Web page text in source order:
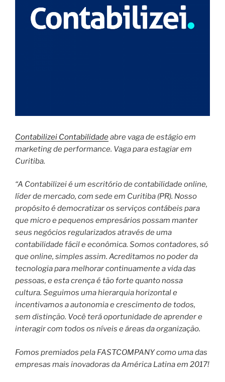
Contabilizei Contabilidadeabre vaga de estágio em
marketing de performance. Vaga para estagiar em
Curitiba.
“A Contabilizei é um escritório de contabilidade online,
líder de mercado, com sede em Curitiba (PR). Nosso
propósito é democratizar os serviços contábeis para
que micro e pequenos empresários possam manter
seus negócios regularizados através de uma
contabilidade fácil e econômica. Somos contadores, só
que online, simples assim. Acreditamos no poder da
tecnologia para melhorar continuamente a vida das
pessoas, e esta crença é tão forte quanto nossa
cultura. Seguimos uma hierarquia horizontal e
incentivamos a autonomia e crescimento de todos,
sem distinção. Você terá oportunidade de aprender e
interagir com todos os níveis e áreas da organização.
Fomos premiados pela FASTCOMPANY como uma das
empresas mais inovadoras da América Latina em 2017!